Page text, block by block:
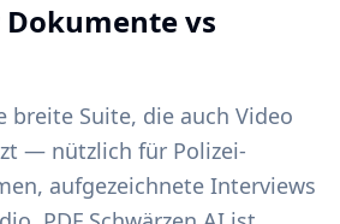
vs
breite Suite, die auch Video
— nützlich für Polizei-
aufgezeichnete Interviews